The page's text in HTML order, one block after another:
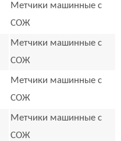
Метчики машинные с
СОЖ
Метчики машинные с
СОЖ
Метчики машинные с
СОЖ
Метчики машинные с
СОЖ